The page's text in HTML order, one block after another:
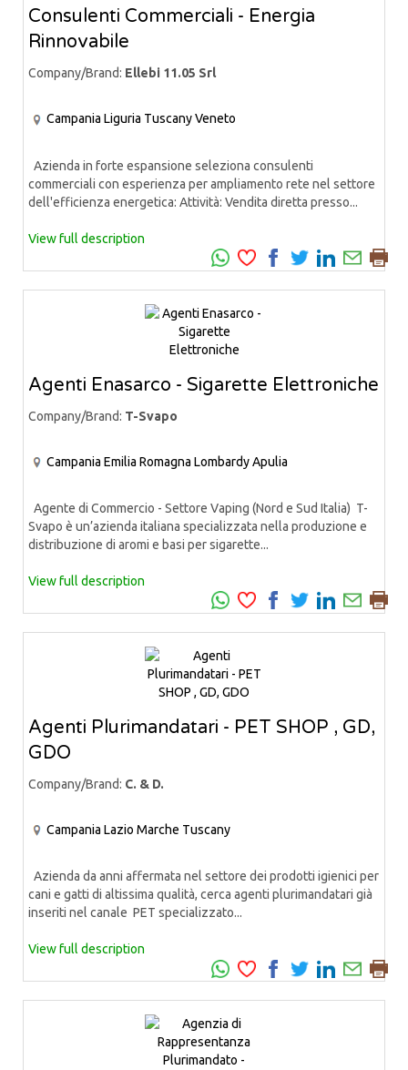
Consulenti Commerciali - Energia
Rinnovabile
Company/Brand: Ellebi 11.05 Srl
Campania Liguria TuscanyVeneto
Azienda in forte espansione seleziona consulenti
commerciali con esperienza per ampliamento rete nel settore
dell'efficienza energetica: Attività: Vendita diretta presso...
View full description
Agenti Enasarco - Sigarette Elettroniche
Company/Brand: T-Svapo
Campania Emilia Romagna LombardyApulia
Agente di Commercio - Settore Vaping (Nord e Sud Italia) T-
Svapo è un’azienda italiana specializzata nella produzione e
distribuzione di aromi e basi per sigarette...
View full description
Agenti Plurimandatari - PET SHOP , GD,
GDO
Company/Brand: C. & D.
Campania Lazio Marche Tuscany
Azienda da anni affermata nel settore dei prodotti igienici per
cani e gatti di altissima qualità, cerca agenti plurimandatari già
inseriti nel canale PET specializzato...
View full description